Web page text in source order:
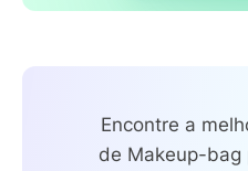
Encontre a
de Makeup-bag